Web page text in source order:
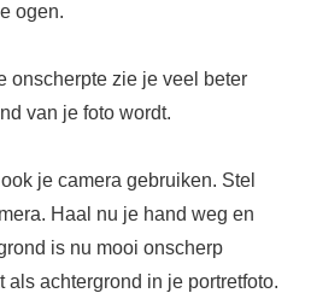
ogen.
onscherpte zie je veel beter
van je foto wordt.
je camera gebruiken. Stel
Haal nu je hand weg en
is nu mooi onscherp
achtergrond in je portretfoto.